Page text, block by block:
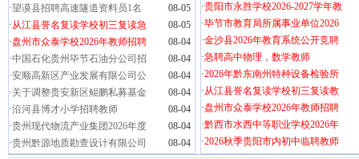
·望谟县招聘高速隧道资料员1名
08-05
·从江县誉名复读学校初三复读急
08-05
·盘州市众泰学校2026年教师招聘
08-04
·中国石化贵州毕节石油分公司招
08-04
·安顺高新区产业发展有限公司公
08-04
·关于调整贵安新区鲲鹏私募基金
08-04
·沿河县博才小学招聘教师
08-04
·贵州现代物流产业集团2026年度
08-04
·贵州黔源地质勘查设计有限公司 08-04
·贵阳市永胜学校2026-2027学年教
·毕节市教育局所属事业单位2026
·金沙县2026年教育系统公开竞聘
·急聘高中物理，数学教师
·2026年黔东南州特种设备检验所
·从江县誉名复读学校初三复读教
·盘州市众泰学校2026年教师招聘
·黔西市水西中等职业学校2026年
·2026秋季贵阳市内初中临聘教师